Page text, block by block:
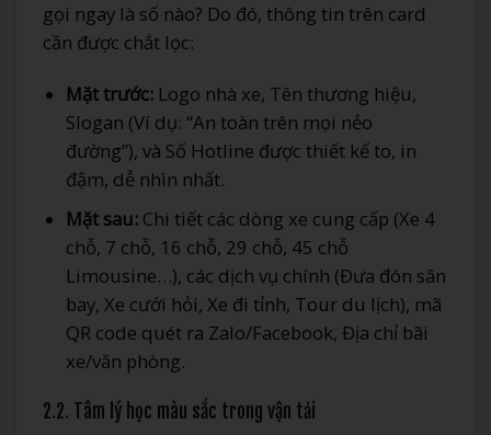
gọi ngay là số nào? Do đó, thông tin trên card
cần được chắt lọc:
Mặt trước:Logo nhà xe, Tên thương hiệu,
Slogan (Ví dụ: “An toàn trên mọi nẻo
đường”), và Số Hotline được thiết kế to, in
đậm, dễ nhìn nhất.
Mặt sau:Chi tiết các dòng xe cung cấp (Xe 4
chỗ, 7 chỗ, 16 chỗ, 29 chỗ, 45 chỗ
Limousine…), các dịch vụ chính (Đưa đón sân
bay, Xe cưới hỏi, Xe đi tỉnh, Tour du lịch), mã
QR code quét ra Zalo/Facebook, Địa chỉ bãi
xe/văn phòng.
2.2. Tâm lý học màu sắc trong vận tải